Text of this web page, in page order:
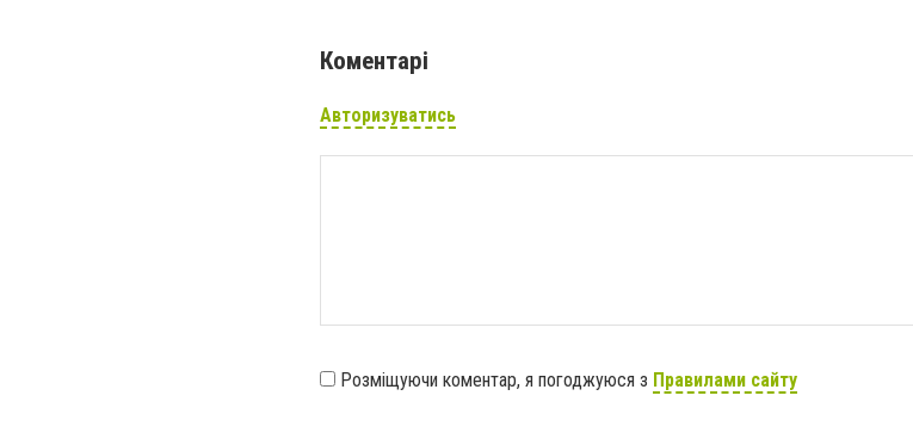
Коментарі
Авторизуватись
Розміщуючи коментар, я погоджуюся з Правилами сайту